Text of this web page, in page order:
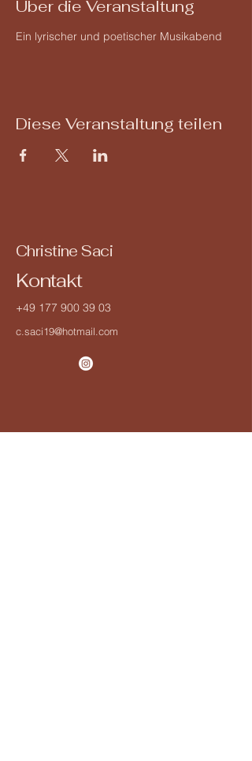
Über die Veranstaltung
Ein lyrischer und poetischer Musikabend
Diese Veranstaltung teilen
Christine Saci
Kontakt
+49 177 900 39 03
c.saci19@hotmail.com